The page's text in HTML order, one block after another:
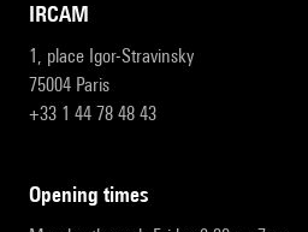
IRCAM
1, place Igor-Stravinsky
75004 Paris
+33 1 44 78 48 43
opening times